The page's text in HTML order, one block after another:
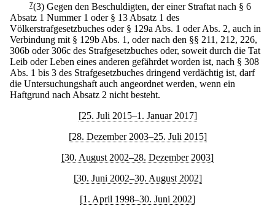
7(3) Gegen den Beschuldigten, der einer Straftat nach § 6
Absatz 1 Nummer 1 oder § 13 Absatz 1 des
Völkerstrafgesetzbuches oder § 129a Abs. 1 oder Abs. 2, auch in
Verbindung mit § 129b Abs. 1, oder nach den §§ 211, 212, 226,
306b oder 306c des Strafgesetzbuches oder, soweit durch die Tat
Leib oder Leben eines anderen gefährdet worden ist, nach § 308
Abs. 1 bis 3 des Strafgesetzbuches dringend verdächtig ist, darf
die Untersuchungshaft auch angeordnet werden, wenn ein
Haftgrund nach Absatz 2 nicht besteht.
[25. Juli 2015–1. Januar 2017]
[28. Dezember 2003–25. Juli 2015]
[30. August 2002–28. Dezember 2003]
[30. Juni 2002–30. August 2002]
[1. April 1998–30. Juni 2002]